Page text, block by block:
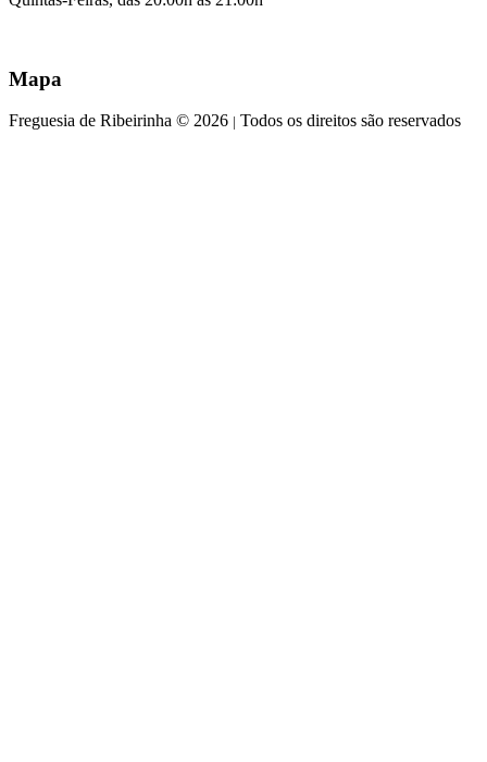
Mapa
Freguesia de Ribeirinha © 2026 | Todos os direitos são reservados